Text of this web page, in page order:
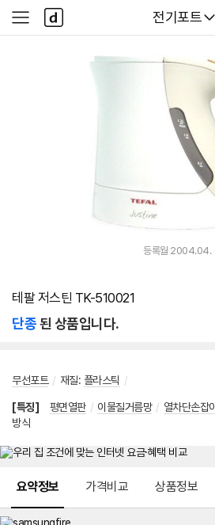
다나와
전기포트
사
이
다
나
와
등록월 2004.04.
테팔 저스틴 TK-510021
단종된 상품입니다.
무선포트 / 재질: 플라스틱 /
[특징] 평면열판 / 이물질거름망 / 열차단손잡이
방식
요약정보 가격비교 상품정보